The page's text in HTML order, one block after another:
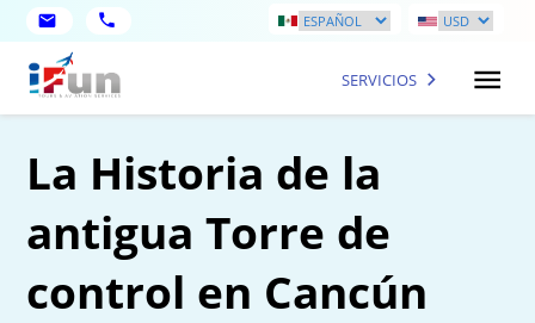
SERVICIOS
La Historia de la
antigua Torre de
control en Cancún